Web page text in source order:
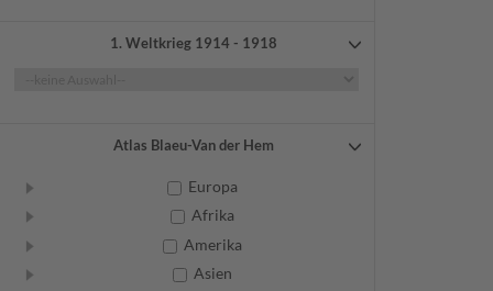
Geistliche
Weitere
1. Weltkrieg 1914 - 1918
Atlas Blaeu-Van der Hem
Europa
Afrika
Amerika
Asien